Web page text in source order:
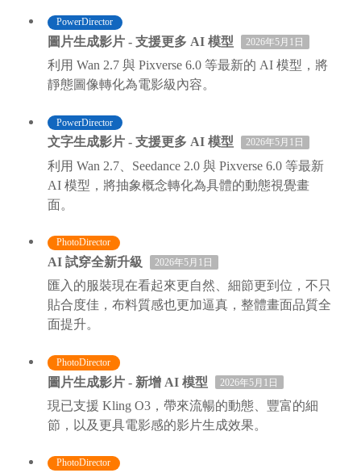
PowerDirector
圖片生成影片 - 支援更多 AI 模型 2026年5月1日
利用 Wan 2.7 與 Pixverse 6.0 等最新的 AI 模型，將
靜態圖像轉化為電影級內容。
PowerDirector
文字生成影片 - 支援更多 AI 模型 2026年5月1日
利用 Wan 2.7、Seedance 2.0 與 Pixverse 6.0 等最新
AI 模型，將抽象概念轉化為具體的動態視覺畫
面。
PhotoDirector
AI 試穿全新升級 2026年5月1日
匯入的服裝現在看起來更自然、細節更到位，不只
貼合度佳，布料質感也更加逼真，整體畫面品質全
面提升。
PhotoDirector
圖片生成影片 - 新增 AI 模型 2026年5月1日
現已支援 Kling O3，帶來流暢的動態、豐富的細
節，以及更具電影感的影片生成效果。
PhotoDirector